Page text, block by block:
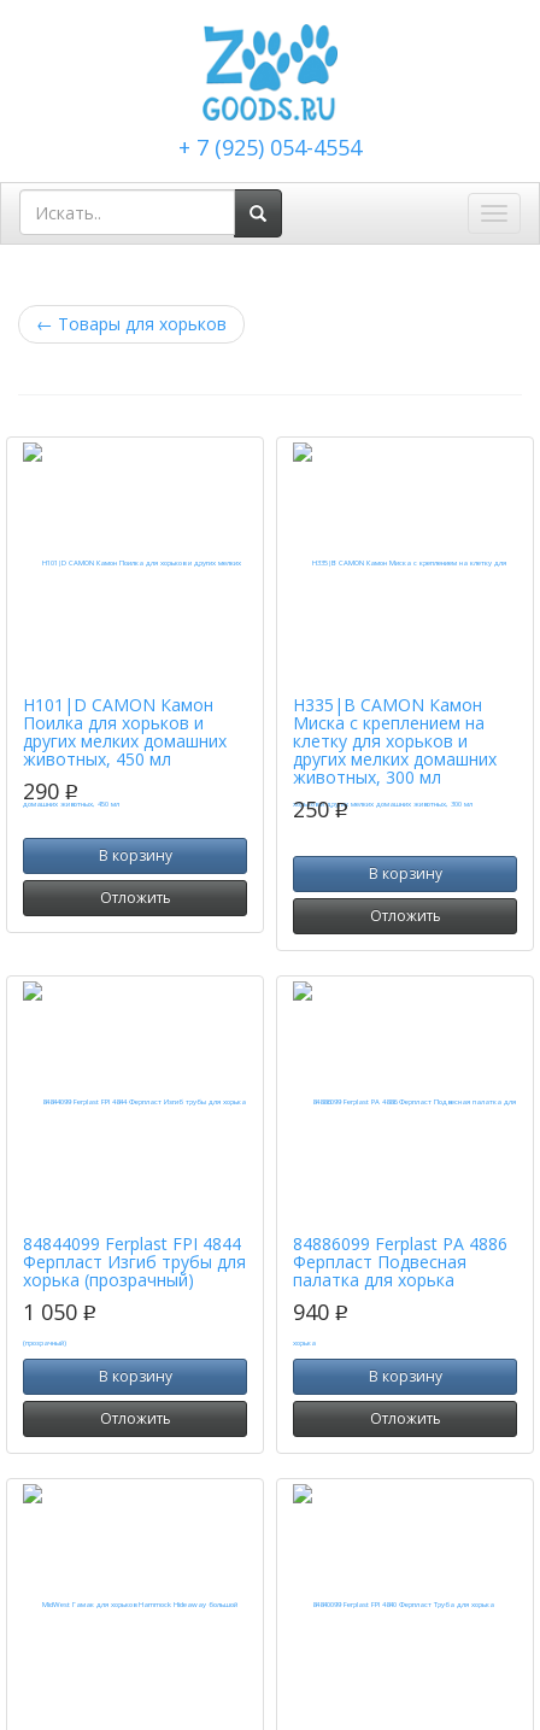
+ 7 (925) 054-4554
← Товары для хорьков
H101|D CAMON Камон
Поилка для хорьков и
других мелких домашних
животных, 450 мл
290 p
В корзину
Отложить
H335|B CAMON Камон
Миска с креплением на
клетку для хорьков и
других мелких домашних
животных, 300 мл
250p
В корзину
Отложить
84844099 Ferplast FPI 4844
Ферпласт Изгиб трубы для
хорька (прозрачный)
1 050 p
В корзину
Отложить
84886099 Ferplast PA 4886
Ферпласт Подвесная
палатка для хорька
940 p
В корзину
Отложить